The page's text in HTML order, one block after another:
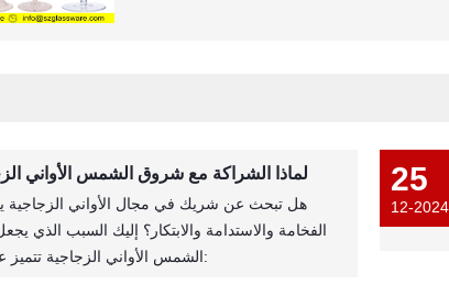
لماذا الشراكة مع شروق الشمس الأواني
هل تبحث عن شريك في مجال الأواني الزجاجية
الفخامة والاستدامة والابتكار؟ إليك السبب الذي
الشمس الأواني الزجاجية تتميز عن غيرها:
25
12-2024